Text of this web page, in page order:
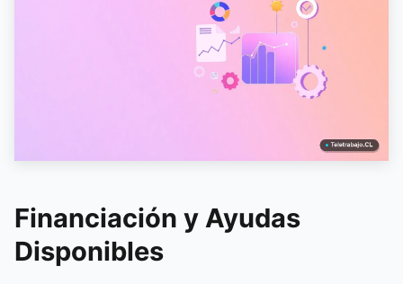
Financiación y Ayudas
Disponibles